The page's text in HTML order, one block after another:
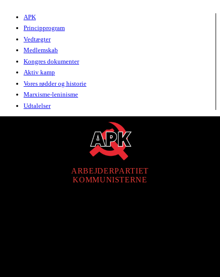
APK
Principprogram
Vedtægter
Medlemskab
Kongres dokumenter
Aktiv kamp
Vores rødder og historie
Marxisme-leninisme
Udtalelser
ARBEJDERPARTIET
KOMMUNISTERNE